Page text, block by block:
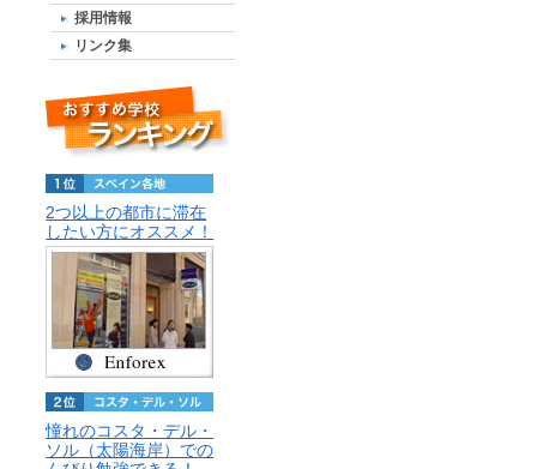
採用情報
リンク集
2つ以上の都市に滞在
したい方にオススメ！
憧れのコスタ・デル・
ソル（太陽海岸）での